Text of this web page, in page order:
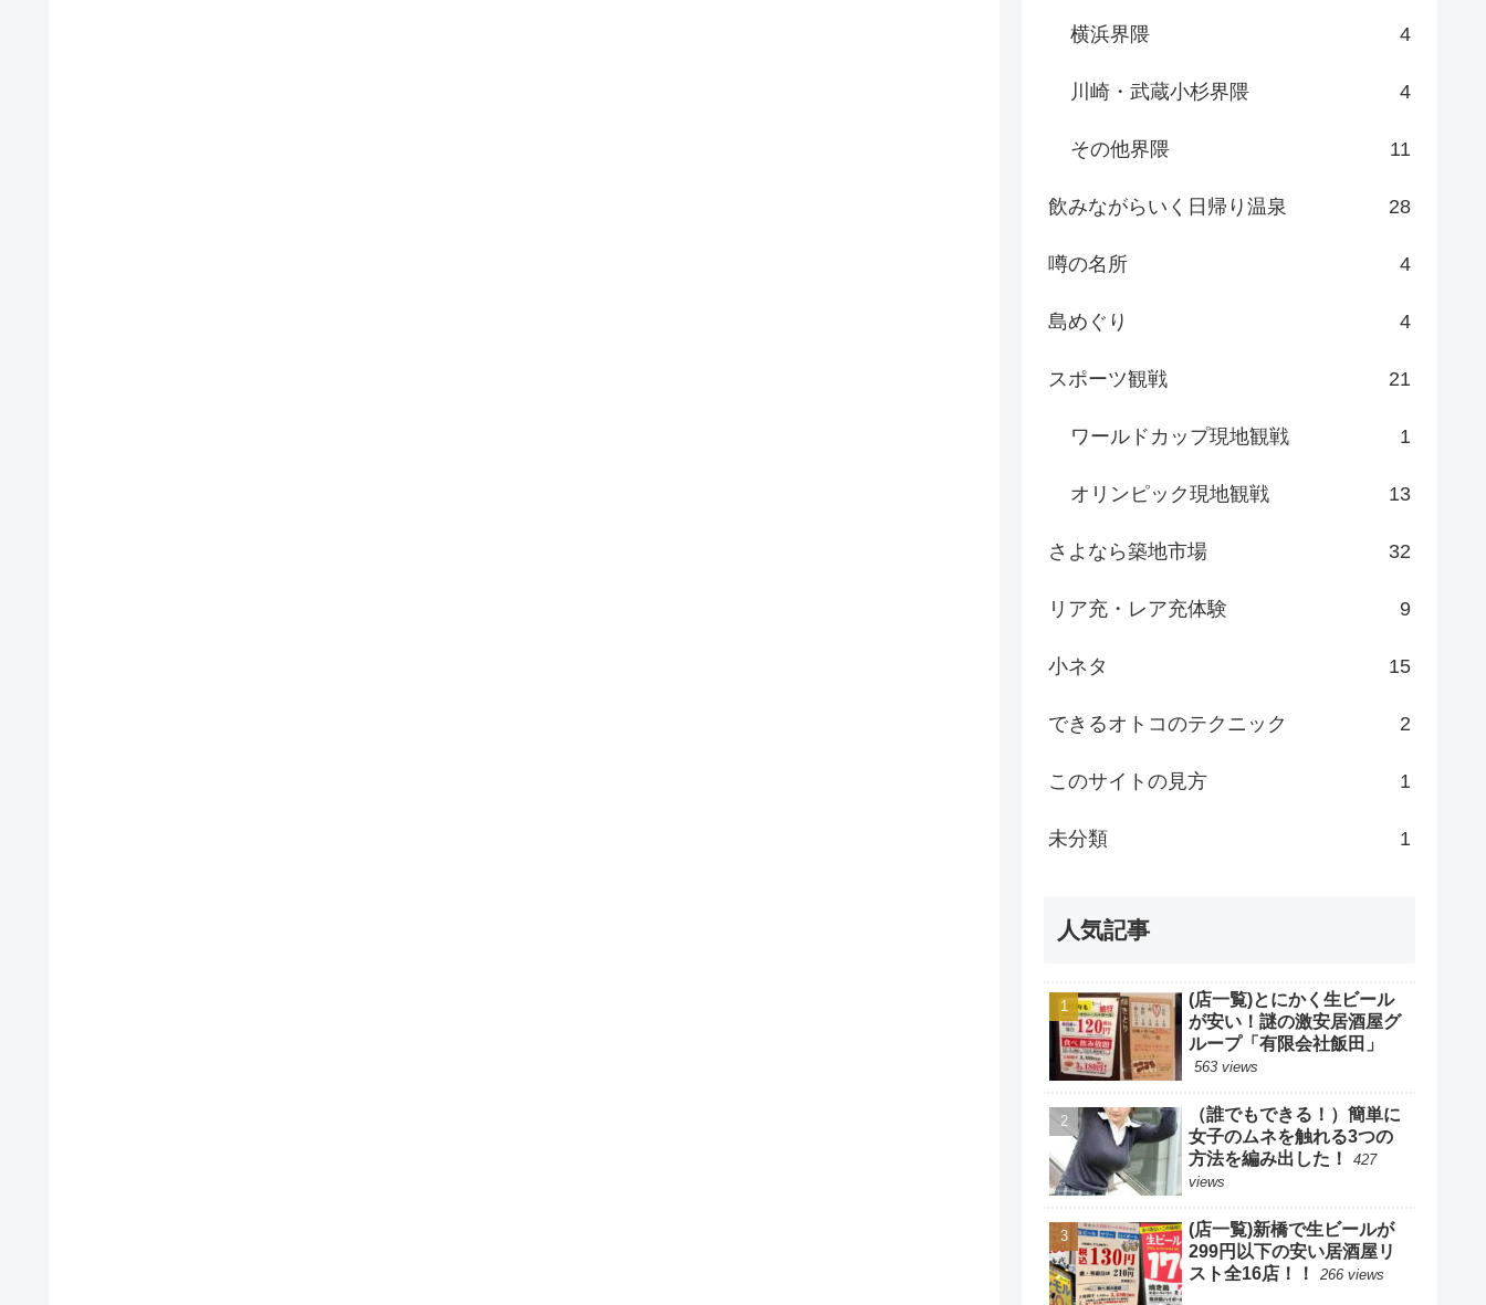
横浜界隈 4
川崎・武蔵小杉界隈 4
その他界隈 11
飲みながらいく日帰り温泉 28
噂の名所 4
島めぐり 4
スポーツ観戦 21
ワールドカップ現地観戦 1
オリンピック現地観戦 13
さよなら築地市場 32
リア充・レア充体験 9
小ネタ 15
できるオトコのテクニック 2
このサイトの見方 1
未分類 1
人気記事
(店一覧)とにかく生ビール
が安い！謎の激安居酒屋グ
ループ「有限会社飯田」
563 views
（誰でもできる！）簡単に
女子のムネを触れる3つの
方法を編み出した！
427
views
(店一覧)新橋で生ビールが
299円以下の安い居酒屋リ
スト全16店！！
266 views